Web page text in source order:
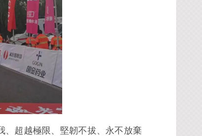
、超越極限、堅韌不拔、永不放棄